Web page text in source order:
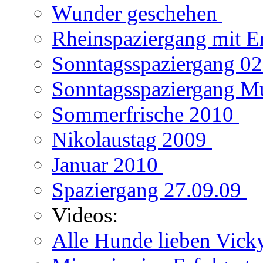
Wunder geschehen
Rheinspaziergang mit
Sonntagsspaziergang
Sonntagsspaziergang
Sommerfrische 2010
Nikolaustag 2009
Januar 2010
Spaziergang 27.09.09
Videos:
Alle Hunde lieben